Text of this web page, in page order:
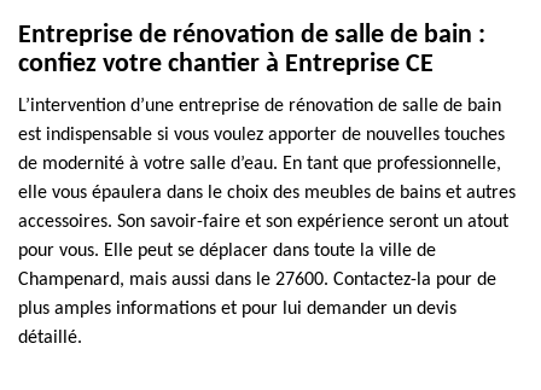
Entreprise de rénovation de salle de bain :
confiez votre chantier à Entreprise CE
L’intervention d’une entreprise de rénovation de salle de bain
est indispensable si vous voulez apporter de nouvelles touches
de modernité à votre salle d’eau. En tant que professionnelle,
elle vous épaulera dans le choix des meubles de bains et autres
accessoires. Son savoir-faire et son expérience seront un atout
pour vous. Elle peut se déplacer dans toute la ville de
Champenard, mais aussi dans le 27600. Contactez-la pour de
plus amples informations et pour lui demander un devis
détaillé.